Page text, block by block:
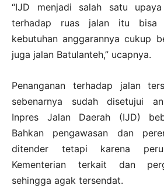
“IJD menjadi salah satu
terhadap ruas jalan itu bisa
kebutuhan anggarannya cukup
juga jalan Batulanteh,” ucapnya.
Penanganan terhadap jalan
sebenarnya sudah disetujui
Inpres Jalan Daerah (IJD)
Bahkan pengawasan dan
ditender tetapi karena
Kementerian terkait dan
sehingga agak tersendat.